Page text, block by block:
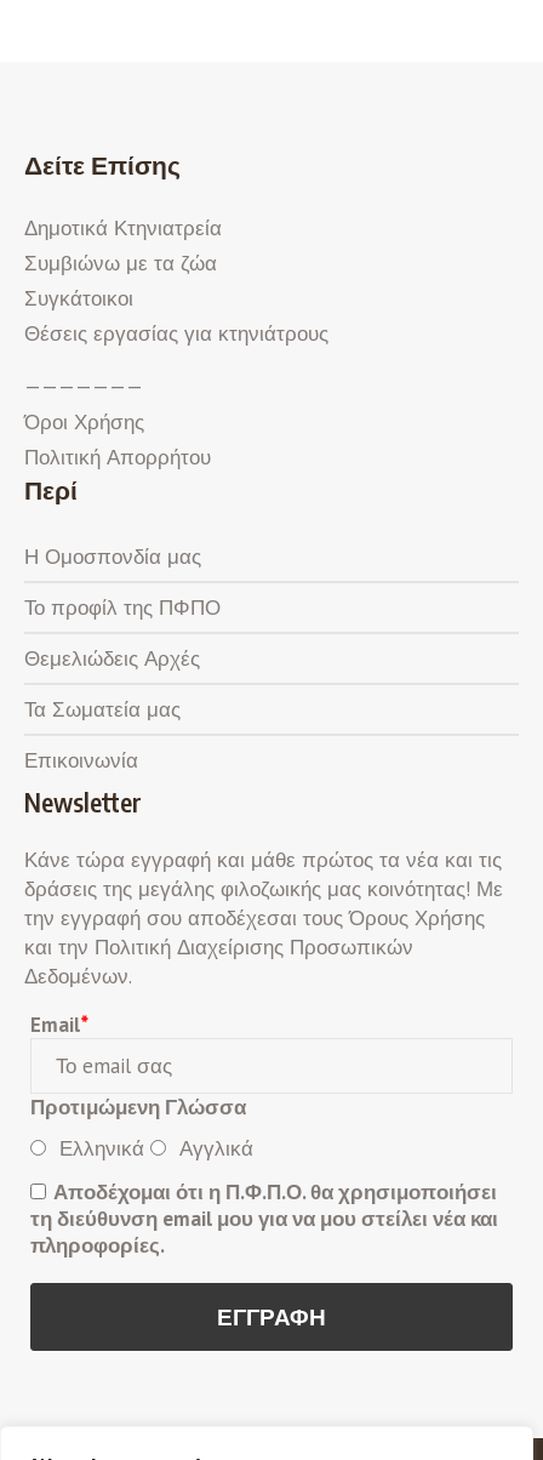
Δείτε Επίσης
Δημοτικά Κτηνιατρεία
Συμβιώνω με τα ζώα
Συγκάτοικοι
Θέσεις εργασίας για κτηνιάτρους
———————
Όροι Χρήσης
Πολιτική Απορρήτου
Περί
Η Ομοσπονδία μας
Το προφίλ της ΠΦΠΟ
Θεμελιώδεις Αρχές
Τα Σωματεία μας
Επικοινωνία
Newsletter
Κάνε τώρα εγγραφή και μάθε πρώτος τα νέα και τις
δράσεις της μεγάλης φιλοζωικής μας κοινότητας! Με
την εγγραφή σου αποδέχεσαι τους Όρους Χρήσης
και την Πολιτική Διαχείρισης Προσωπικών
Δεδομένων.
Email*
Προτιμώμενη Γλώσσα
Ελληνικά
Αγγλικά
Αποδέχομαι ότι η Π.Φ.Π.Ο. θα χρησιμοποιήσει
τη διεύθυνση email μου για να μου στείλει νέα και
πληροφορίες.